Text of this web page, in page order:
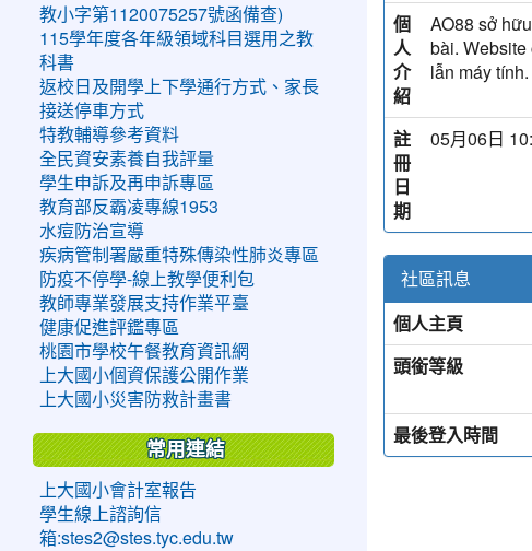
個
人
介
紹
AO88 sở
bài.
lẫn máy
註
冊
日
期
05月06日
社區訊息
個人主頁
頭銜等級
最後登入時間
教小字第1120075257號函備查)
115學年度各年級領域科目選用之教
科書
返校日及開學上下學通行方式、家長
接送停車方式
特教輔導參考資料
全民資安素養自我評量
學生申訴及再申訴專區
教育部反霸凌專線1953
水痘防治宣導
疾病管制署嚴重特殊傳染性肺炎專區
防疫不停學-線上教學便利包
教師專業發展支持作業平臺
健康促進評鑑專區
桃園市學校午餐教育資訊網
上大國小個資保護公開作業
上大國小災害防救計畫書
常用連結
上大國小會計室報告
學生線上諮詢信
箱:stes2@stes.tyc.edu.tw